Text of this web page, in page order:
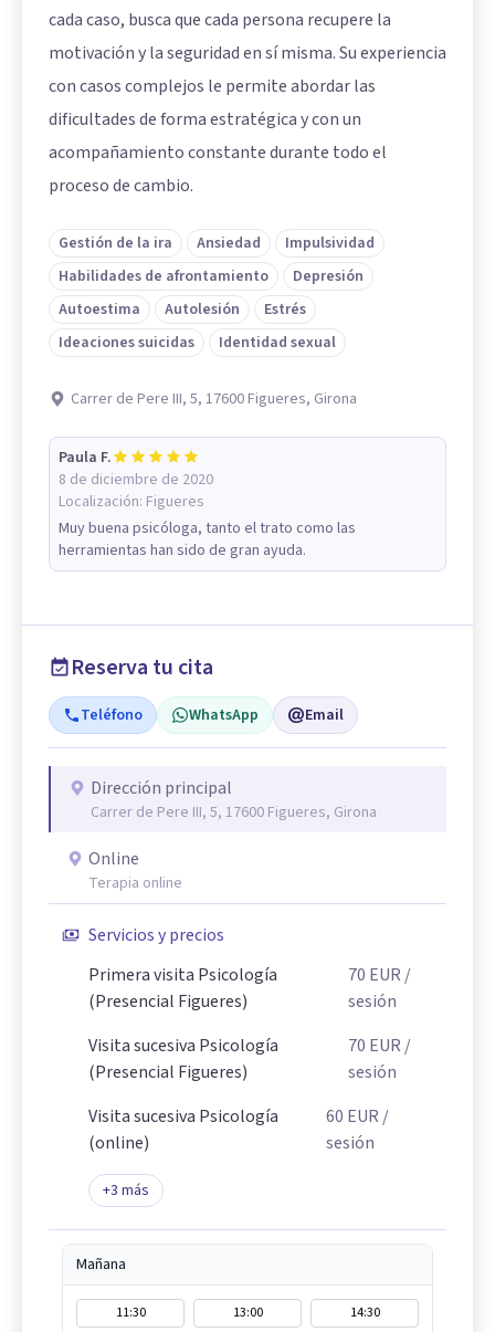
cada caso, busca que cada persona recupere la
motivación y la seguridad en sí misma. Su experiencia
con casos complejos le permite abordar las
dificultades de forma estratégica y con un
acompañamiento constante durante todo el
proceso de cambio.
Gestión de la ira Ansiedad
Impulsividad
Habilidades de afrontamiento
Depresión
Autoestima
Autolesión
Estrés
Ideaciones suicidas
Identidad sexual
Carrer de Pere III, 5, 17600 Figueres, Girona
Paula F.
8 de diciembre de 2020
Localización: Figueres
Muy buena psicóloga, tanto el trato como las
herramientas han sido de gran ayuda.
Reserva tu cita
Teléfono WhatsApp Email
Dirección principal
Carrer de Pere III, 5, 17600 Figueres, Girona
Online
Terapia online
Servicios y precios
Primera visita Psicología
(Presencial Figueres)
70 EUR /
sesión
Visita sucesiva Psicología
(Presencial Figueres)
70 EUR /
sesión
Visita sucesiva Psicología
(online)
60 EUR /
sesión
+3 más
Mañana
11:30 13:00 14:30